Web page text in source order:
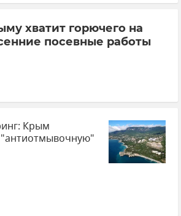
хватит горючего на
посевные работы
Крым